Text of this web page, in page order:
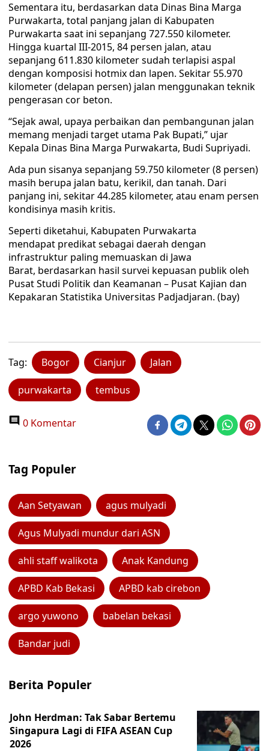
Sementara itu, berdasarkan data Dinas Bina Marga
Purwakarta, total panjang jalan di Kabupaten
Purwakarta saat ini sepanjang 727.550 kilometer.
Hingga kuartal III-2015, 84 persen jalan, atau
sepanjang 611.830 kilometer sudah terlapisi aspal
dengan komposisi hotmix dan lapen. Sekitar 55.970
kilometer (delapan persen) jalan menggunakan teknik
pengerasan cor beton.
“Sejak awal, upaya perbaikan dan pembangunan jalan
memang menjadi target utama Pak Bupati,” ujar
Kepala Dinas Bina Marga Purwakarta, Budi Supriyadi.
Ada pun sisanya sepanjang 59.750 kilometer (8 persen)
masih berupa jalan batu, kerikil, dan tanah. Dari
panjang ini, sekitar 44.285 kilometer, atau enam persen
kondisinya masih kritis.
Seperti diketahui, Kabupaten Purwakarta
mendapat predikat sebagai daerah dengan
infrastruktur paling memuaskan di Jawa
Barat, berdasarkan hasil survei kepuasan publik oleh
Pusat Studi Politik dan Keamanan – Pusat Kajian dan
Kepakaran Statistika Universitas Padjadjaran. (bay)
Tag: Bogor Cianjur Jalan
purwakarta tembus
0 Komentar
Tag Populer
Aan Setyawan agus mulyadi
Agus Mulyadi mundur dari ASN
ahli staff walikota Anak Kandung
APBD Kab Bekasi APBD kab cirebon
argo yuwono babelan bekasi
Bandar judi
Berita Populer
John Herdman: Tak Sabar Bertemu
Singapura Lagi di FIFA ASEAN Cup
2026